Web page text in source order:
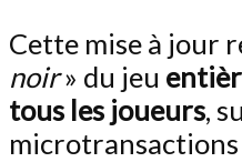
Cette mise à jour
noir» du jeu
tous les joueurs,
microtransactions